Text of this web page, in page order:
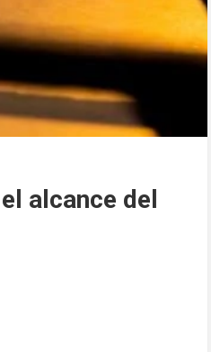
alcance del